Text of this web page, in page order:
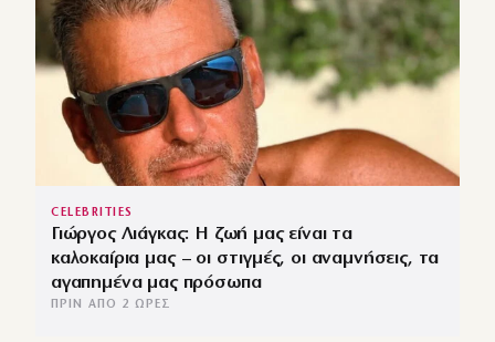
CELEBRITIES
Γιώργος Λιάγκας: Η ζωή μας είναι τα
καλοκαίρια μας – οι στιγμές, οι αναμνήσεις, τα
αγαπημένα μας πρόσωπα
ΠΡΙΝ ΑΠΌ 2 ΏΡΕΣ